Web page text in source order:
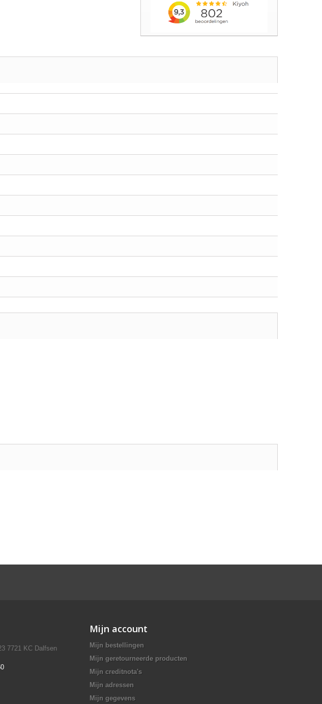
7721 KC Dalfsen
Mijn account
Mijn bestellingen
Mijn geretourneerde producten
Mijn creditnota's
Mijn adressen
Mijn gegevens